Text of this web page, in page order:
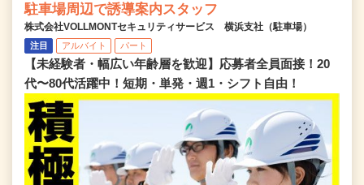
駐車場周辺で誘導案内スタッフ
株式会社VOLLMONTセキュリティサービス 横浜支社（駐車場）
注目 アルバイト パート
【未経験者・幅広い年齢層を歓迎】応募者全員面接！20
代〜80代活躍中！短期・単発・週1・シフト自由！